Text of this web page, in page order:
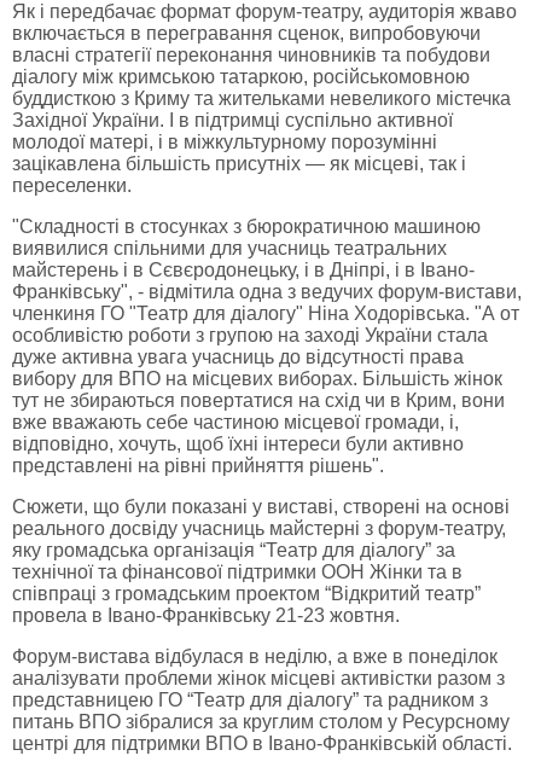
Як і передбачає формат форум-театру, аудиторія жваво
включається в перегравання сценок, випробовуючи
власні стратегії переконання чиновників та побудови
діалогу між кримською татаркою, російськомовною
буддисткою з Криму та жительками невеликого містечка
Західної України. І в підтримці суспільно активної
молодої матері, і в міжкультурному порозумінні
зацікавлена більшість присутніх — як місцеві, так і
переселенки.
"Складності в стосунках з бюрократичною машиною
виявилися спільними для учасниць театральних
майстерень і в Сєвєродонецьку, і в Дніпрі, і в Івано-
Франківську", - відмітила одна з ведучих форум-вистави,
членкиня ГО "Театр для діалогу" Ніна Ходорівська. "А от
особливістю роботи з групою на заході України стала
дуже активна увага учасниць до відсутності права
вибору для ВПО на місцевих виборах. Більшість жінок
тут не збираються повертатися на схід чи в Крим, вони
вже вважають себе частиною місцевої громади, і,
відповідно, хочуть, щоб їхні інтереси були активно
представлені на рівні прийняття рішень".
Сюжети, що були показані у виставі, створені на основі
реального досвіду учасниць майстерні з форум-театру,
яку громадська організація “Театр для діалогу” за
технічної та фінансової підтримки ООН Жінки та в
співпраці з громадським проектом “Відкритий театр”
провела в Івано-Франківську 21-23 жовтня.
Форум-вистава відбулася в неділю, а вже в понеділок
аналізувати проблеми жінок місцеві активістки разом з
представницею ГО “Театр для діалогу” та радником з
питань ВПО зібралися за круглим столом у Ресурсному
центрі для підтримки ВПО в Івано-Франківській області.